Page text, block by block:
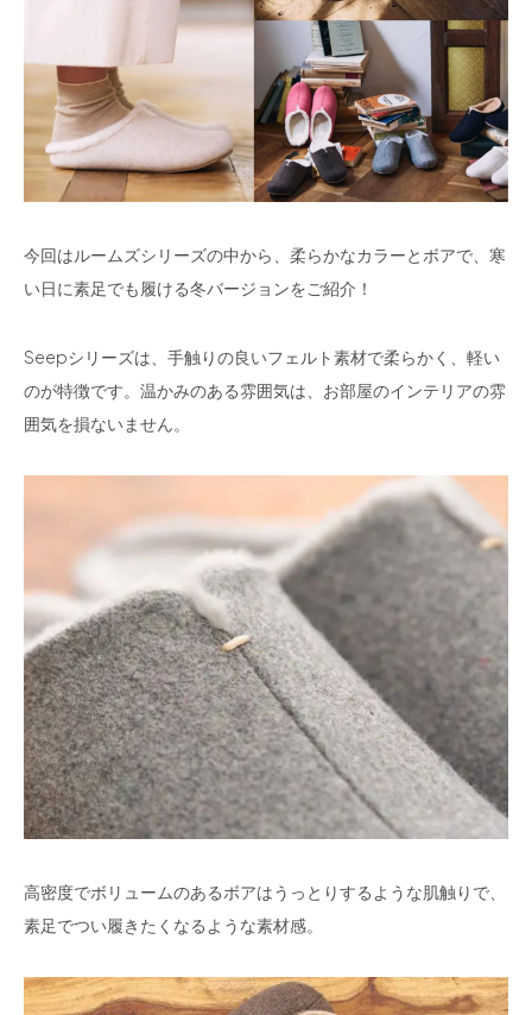
今回はルームズシリーズの中から、柔らかなカラーとボアで、寒
い日に素足でも履ける冬バージョンをご紹介！
Seepシリーズは、手触りの良いフェルト素材で柔らかく、軽い
のが特徴です。温かみのある雰囲気は、お部屋のインテリアの雰
囲気を損ないません。
高密度でボリュームのあるボアはうっとりするような肌触りで、
素足でつい履きたくなるような素材感。